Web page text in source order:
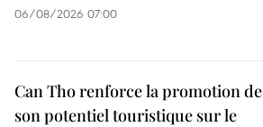
06/08/2026 07:00
Can Tho renforce la promotion de
son potentiel touristique sur le